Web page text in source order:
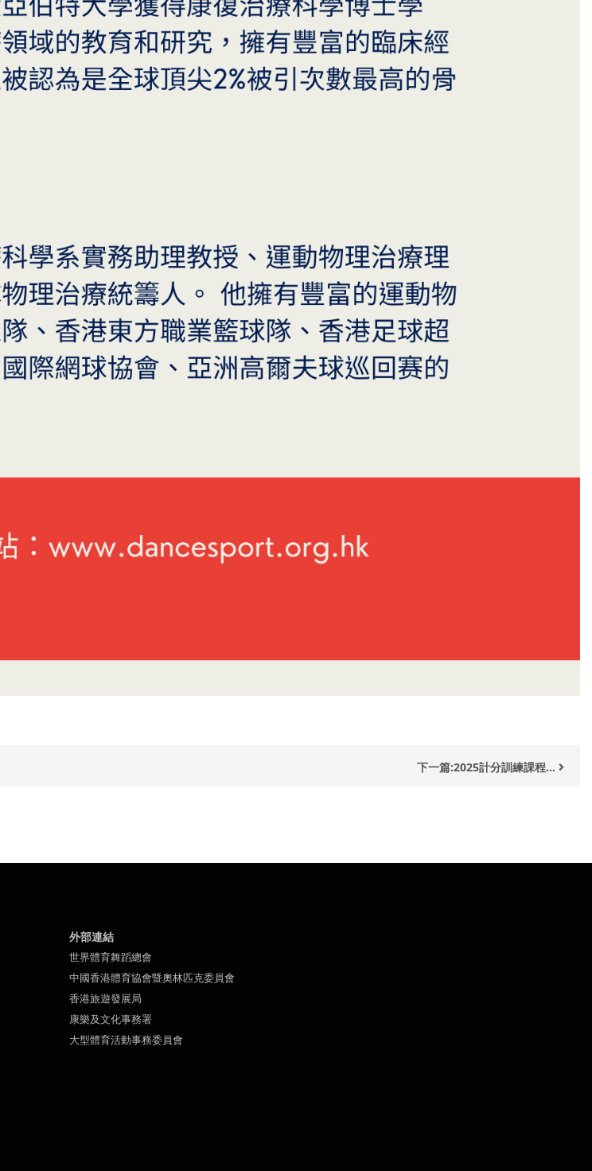
下一篇:2025計分訓練課程...
外部連結
世界體育舞蹈總會
中國香港體育協會暨奧林匹克委員會
香港旅遊發展局
康樂及文化事務署
大型體育活動事務委員會